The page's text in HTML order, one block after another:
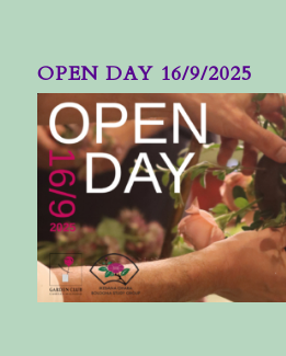
OPEN DAY 16/9/2025